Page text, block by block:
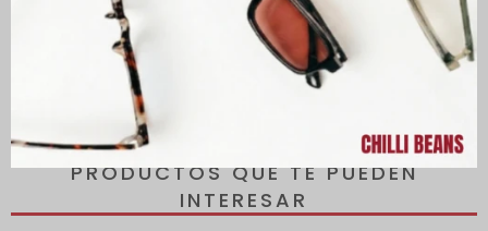
1 Montura para Gafas, 1 Estuche y 1 Paño de Limpieza.
PRODUCTOS QUE TE PUEDEN
INTERESAR